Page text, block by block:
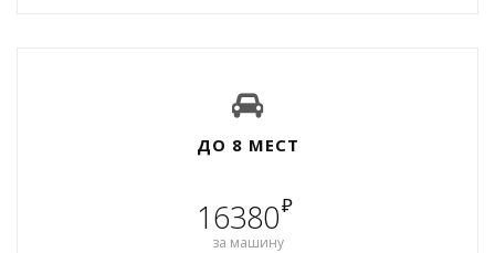
ДО 8 МЕСТ
16380₽
за машину